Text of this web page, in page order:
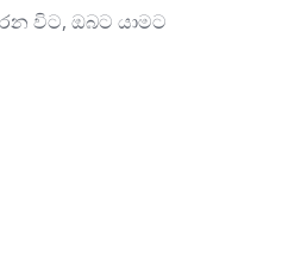
විට, ඔබට යාමට